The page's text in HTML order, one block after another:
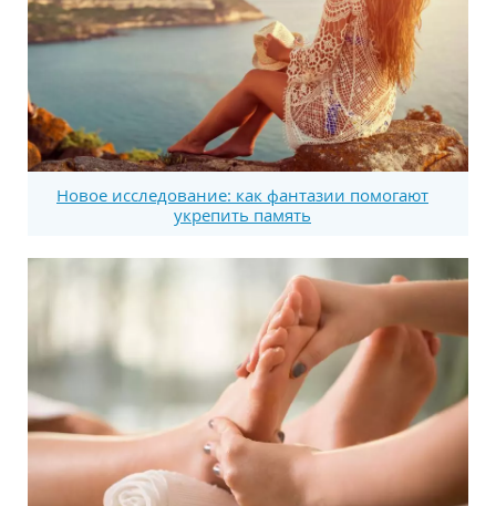
Новое исследование: как фантазии помогают
укрепить память